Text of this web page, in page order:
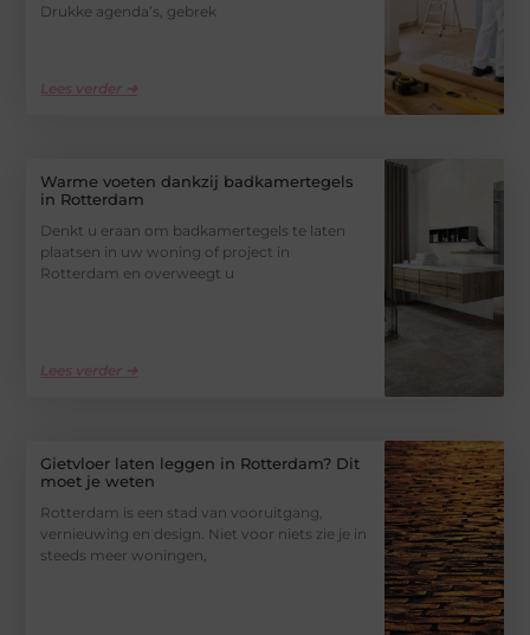
Drukke agenda’s, gebrek
Lees verder ➜
Warme voeten dankzij badkamertegels
in Rotterdam
Denkt u eraan om badkamertegels te laten
plaatsen in uw woning of project in
Rotterdam en overweegt u
Lees verder ➜
Gietvloer laten leggen in Rotterdam? Dit
moet je weten
Rotterdam is een stad van vooruitgang,
vernieuwing en design. Niet voor niets zie je in
steeds meer woningen,